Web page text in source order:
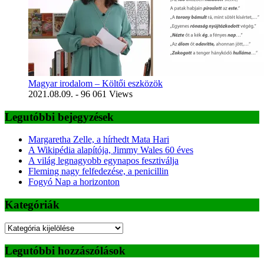
Magyar irodalom – Költői eszközök
2021.08.09. - 96 061 Views
Legutóbbi bejegyzések
Margaretha Zelle, a hírhedt Mata Hari
A Wikipédia alapítója, Jimmy Wales 60 éves
A világ legnagyobb egynapos fesztiválja
Fleming nagy felfedezése, a penicillin
Fogyó Nap a horizonton
Kategóriák
Kategóriák
Legutóbbi hozzászólások